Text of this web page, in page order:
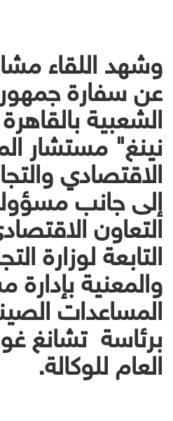
وشهد اللقاء
عن سفارة
الشعبية
نينغ" مستشار
الاقتصادي
إلى جانب
التعاون
التابعة لوزارة
والمعنية
المساعدات
برئاسة تشانغ
العام للوكالة.